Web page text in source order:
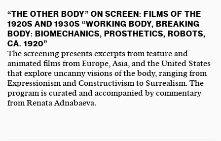
“THE OTHER BODY” ON SCREEN: FILMS OF THE
1920S AND 1930S “WORKING BODY, BREAKING
BODY: BIOMECHANICS, PROSTHETICS, ROBOTS,
CA. 1920”
The screening presents excerpts from feature and
animated films from Europe, Asia, and the United States
that explore uncanny visions of the body, ranging from
Expressionism and Constructivism to Surrealism. The
program is curated and accompanied by commentary
from Renata Adnabaeva.